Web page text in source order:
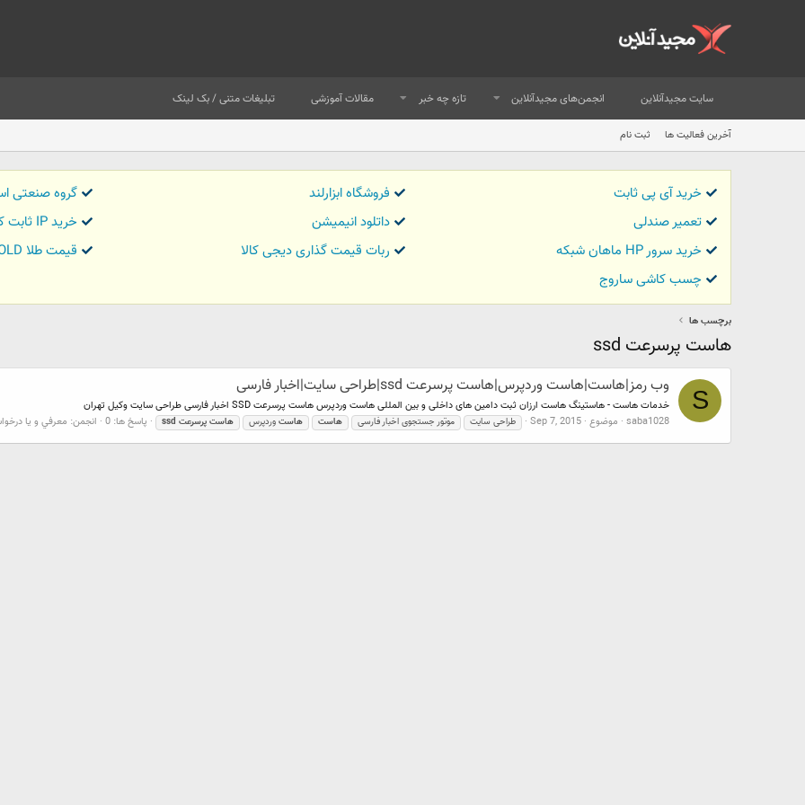
سایت مجیدآنلاین انجمن‌های مجیدآنلاین تازه چه خبر مقالات آموزشی تبلیغات متنی / بک لینک
آخرین فعالیت ها ثبت نام
خرید آی پی ثابت فروشگاه ابزارلند
گروه صنعتی
تعمیر صندلی
داتلود انیمیشن
خرید IP ثابت کاور تریدر
خرید سرور HP ماهان شبکه
ربات قیمت گذاری دیجی کالا
قیمت طلا GOLD
چسب کاشی ساروج
برچسب ها
هاست پرسرعت ssd
S
وب رمز|هاست|هاست وردپرس|هاست پرسرعت ssd|طراحی سایت|اخبار فارسی
خدمات هاست - هاستینگ هاست ارزان ثبت دامین های داخلی و بین المللی هاست وردپرس هاست پرسرعت SSD اخبار فارسی طراحی سایت وکیل تهران
saba1028 موضوع Sep 7, 2015 طراحی سایت موتور جستجوی اخبار فارسی هاست هاست وردپرس هاست پرسرعت ssd پاسخ ها: 0 انجمن: معرفي و يا